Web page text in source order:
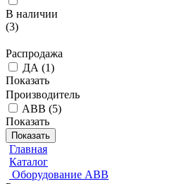
В наличии
(3)
Распродажа
ДА (1)
Показать
Производитель
ABB (5)
Показать
Показать
Главная
Каталог
Оборудование АВВ